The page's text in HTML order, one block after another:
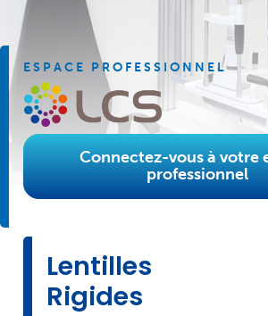
ESPACE PROFESSIONNEL
Connectez-vous à votre
professionnel
Lentilles
Rigides